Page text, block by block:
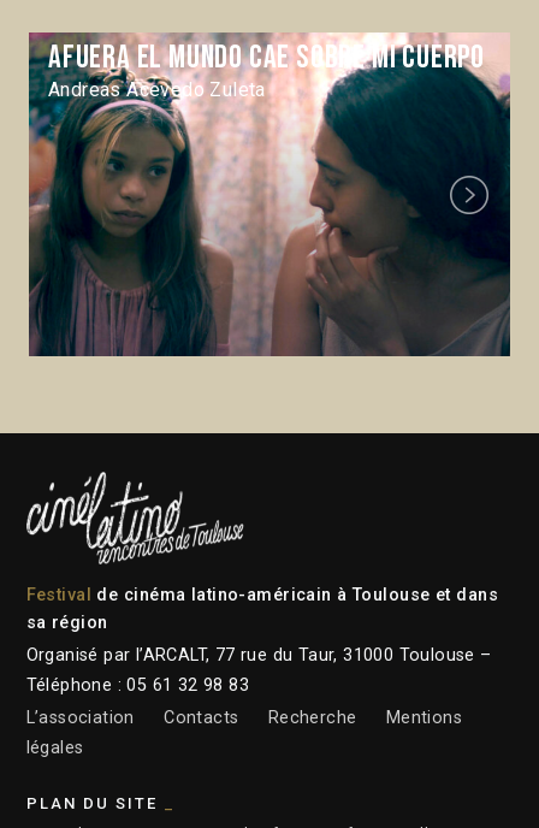
Afuera el mundo cae sobre mi cuerpo
Andreas Acevedo Zuleta
Next
Festival
de cinéma latino-américain à Toulouse et dans
sa région
Organisé par l’ARCALT, 77 rue du Taur, 31000 Toulouse –
Téléphone : 05 61 32 98 83
L’association
Contacts Recherche
Mentions
légales
PLAN DU SITE